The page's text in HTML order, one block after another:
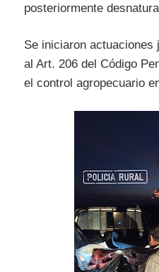
posteriormente
Se iniciaron
al Art. 206 del Código
el control agropecuario